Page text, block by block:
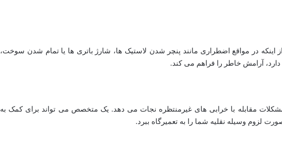
اینکه در مواقع اضطراری مانند پنچر شدن لاستیک ها، شارژ باتری ها یا تمام شدن سوخت،
آرامش خاطر را فراهم می کند.
مقابله با خرابی های غیرمنتظره نجات می دهد. یک متخصص می تواند برای کمک به
لزوم وسیله نقلیه شما را به تعمیرگاه ببرد.